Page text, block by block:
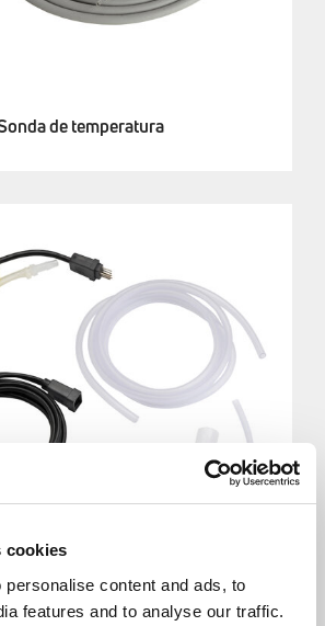
cookies
content and ads, to
features and to analyse our traffic.
de temperatura